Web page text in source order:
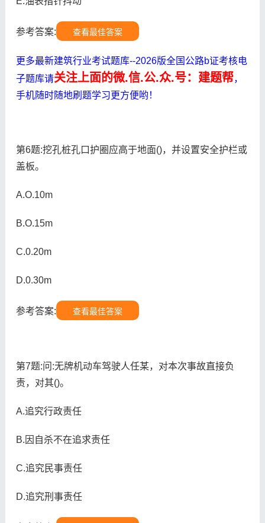
参考答案: 查看最佳答案
更多最新建筑行业考试题库--2026版全国公路b证考核电
子题库请关注上面的微.信.公.众.号：建题帮，
手机随时随地刷题学习更方便哟！
第6题:挖孔桩孔口护圈应高于地面()，并设置安全护栏或
盖板。
A.O.10m
B.O.15m
C.0.20m
D.0.30m
参考答案: 查看最佳答案
第7题:问:无牌机动车驾驶人任某，对本次事故直接负
责，对其()。
A.追究行政责任
B.因自杀不在追求责任
C.追究民事责任
D.追究刑事责任